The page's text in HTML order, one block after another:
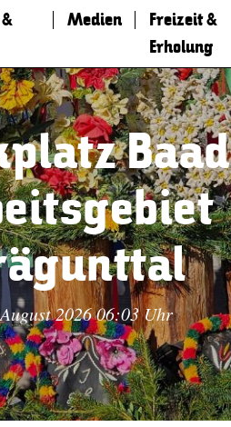
Medien
Freizeit &
Erholung
Baad
2026 06:03 Uhr